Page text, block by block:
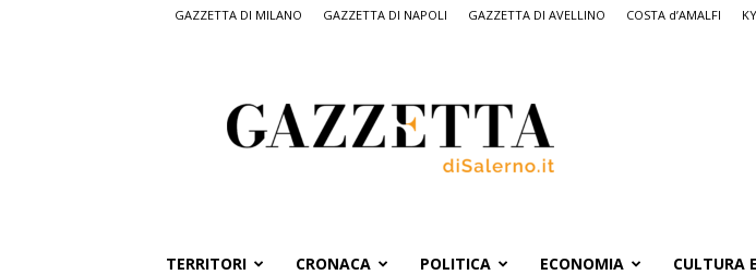
GAZZETTA DI MILANO GAZZETTA DI NAPOLI GAZZETTA DI AVELLINO COSTA d’AMALFI
Salerno,
il
quotidiano
Salerno
TERRITORI CRONACA POLITICA ECONOMIA CULTURA